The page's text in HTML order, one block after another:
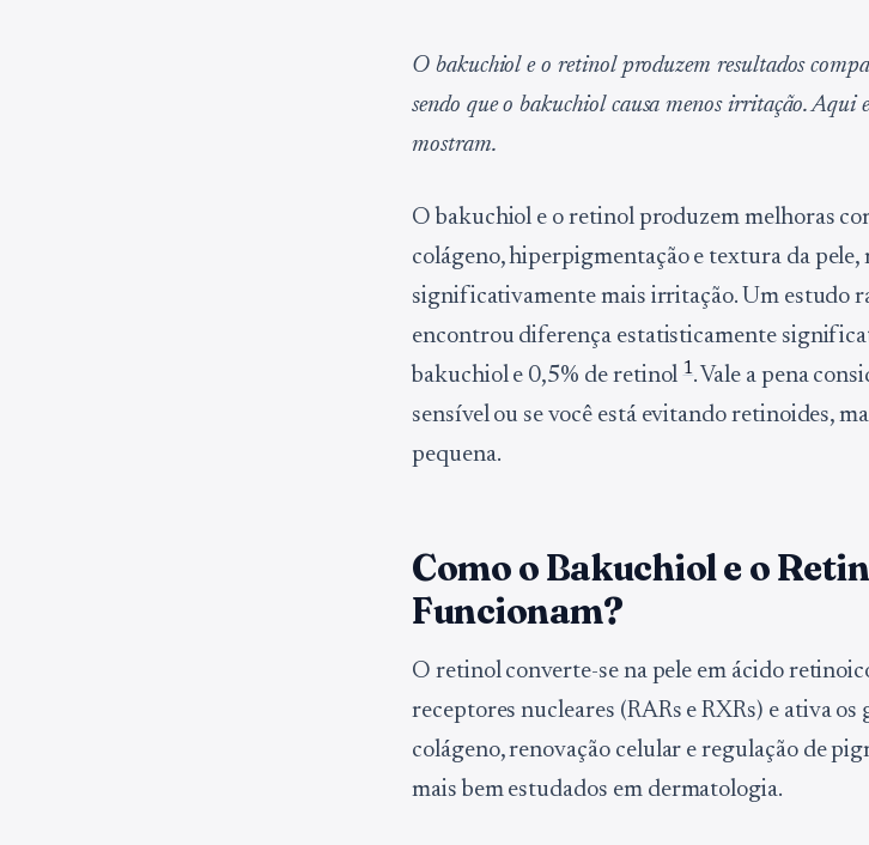
O bakuchiol e o retinol produzem resultados
sendo que o bakuchiol causa menos irritação. Aqui
mostram.
O bakuchiol e o retinol produzem melhoras
colágeno, hiperpigmentação e textura da pele,
significativamente mais irritação. Um estudo
encontrou diferença estatisticamente
bakuchiol e 0,5% de retinol1. Vale a pena
sensível ou se você está evitando retinoides,
pequena.
Como o Bakuchiol e o
Funcionam?
O retinol converte-se na pele em ácido
receptores nucleares (RARs e RXRs) e ativa os
colágeno, renovação celular e regulação de
mais bem estudados em dermatologia.